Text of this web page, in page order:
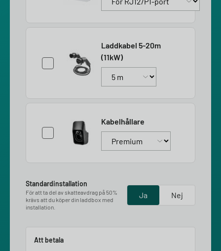
Laddkabel 5-20m
(11kW)
Kabelhållare
Standardinstallation
För att ta del av skatteavdrag på 50%
krävs att du köper din laddbox med
installation.
Ja Nej
Att betala